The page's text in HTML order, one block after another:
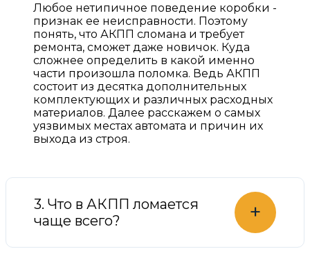
Любое нетипичное поведение коробки -
признак ее неисправности. Поэтому
понять, что АКПП сломана и требует
ремонта, сможет даже новичок. Куда
сложнее определить в какой именно
части произошла поломка. Ведь АКПП
состоит из десятка дополнительных
комплектующих и различных расходных
материалов. Далее расскажем о самых
уязвимых местах автомата и причин их
выхода из строя.
3. Что в АКПП ломается
чаще всего?
+